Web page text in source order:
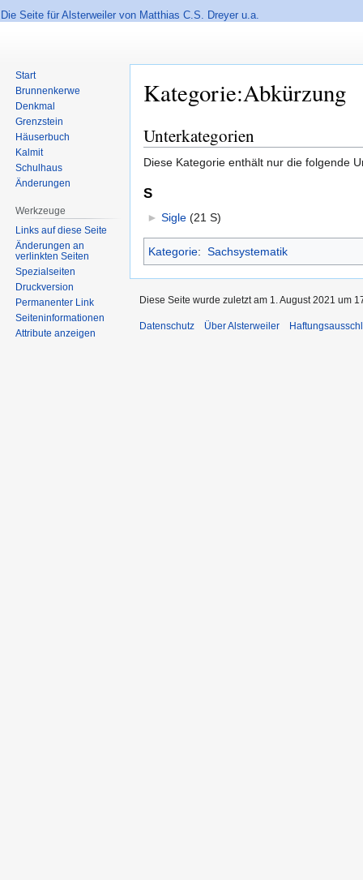
Die Seite für Alsterweiler von Matthias C.S. Dreyer u.a.
Kategorie:Abkürzung
Zur
Navigation
springen
Zur
Suche
springen
Unterkategorien
Diese Kategorie enthält nur die folgende
S
► Sigle‎ (21 S)
Kategorie: Sachsystematik
Start
Brunnenkerwe
Denkmal
Grenzstein
Häuserbuch
Kalmit
Schulhaus
Änderungen
Werkzeuge
Links auf diese Seite
Änderungen an
verlinkten Seiten
Spezialseiten
Druckversion
Permanenter Link
Seiten­informationen
Attribute anzeigen
Diese Seite wurde zuletzt am 1. August 2021 um
Datenschutz Über Alsterweiler